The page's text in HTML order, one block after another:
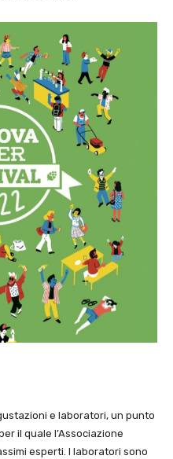
e laboratori, un punto
il quale l’Associazione
esperti. I laboratori sono